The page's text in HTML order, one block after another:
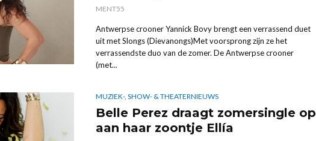
MENT55
Antwerpse crooner Yannick Bovy brengt een verrassend duet
uit met Slongs (Dievanongs)Met voorsprong zijn ze het
verrassendste duo van de zomer. De Antwerpse crooner
(met...
MUZIEK-, SHOW- & THEATERNIEUWS
Belle Perez draagt zomersingle op
aan haar zoontje Ellía